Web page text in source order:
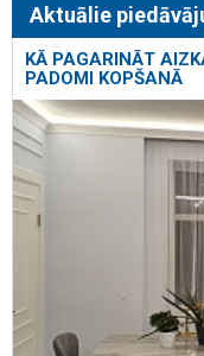
Aktuālie
KĀ PAGARINĀT
PADOMI KOPŠANĀ